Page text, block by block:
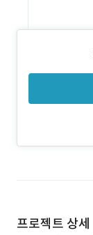
프로젝트 상세